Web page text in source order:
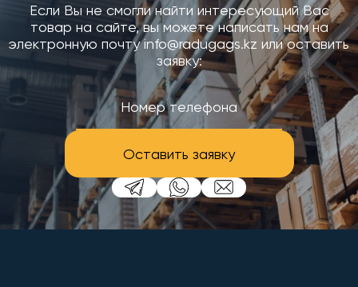
Если Вы не смогли найти интересующий Вас
товар на сайте, вы можете написать нам на
электронную почту info@radugags.kz или оставить
заявку:
Оставить заявку